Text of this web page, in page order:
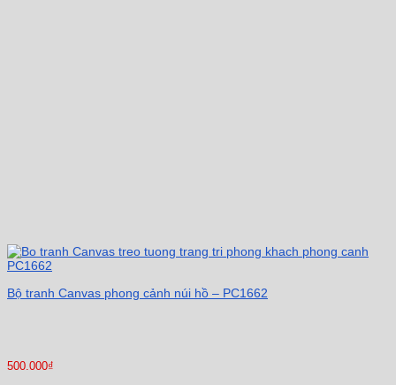
Bộ tranh Canvas phong cảnh núi hồ – PC1662
500.000₫